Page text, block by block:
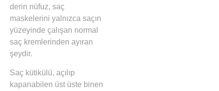
derin nüfuz, saç
maskelerini yalnızca saçın
yüzeyinde çalışan normal
saç kremlerinden ayıran
şeydir.
Saç kütikülü, açılıp
kapanabilen üst üste binen